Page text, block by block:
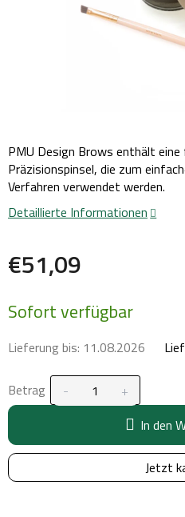
€51,09
Sofort verfügbar
Lieferung bis: 11.08.2026
Betrag
In den
Jetzt
PMU Design Brows enthält eine
Präzisionspinsel, die zum
Verfahren verwendet werden.
Detaillierte Informationen